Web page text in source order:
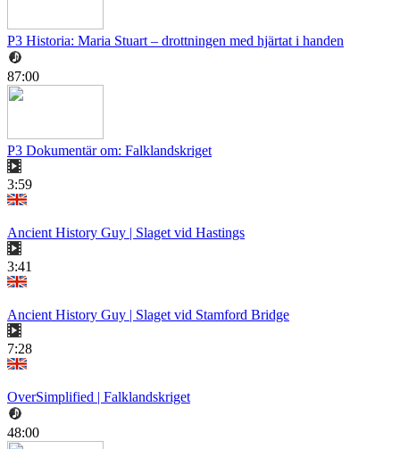
P3 Historia: Maria Stuart – drottningen med hjärtat i handen
87:00
P3 Dokumentär om: Falklandskriget
3:59
Ancient History Guy | Slaget vid Hastings
3:41
Ancient History Guy | Slaget vid Stamford Bridge
7:28
OverSimplified | Falklandskriget
48:00